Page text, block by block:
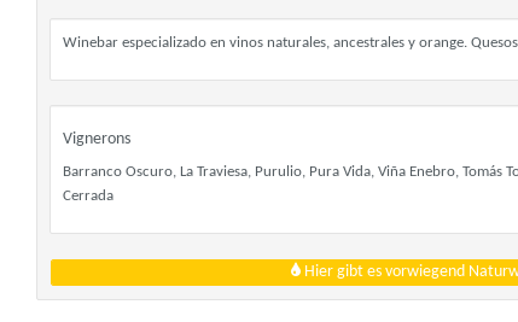
Winebar especializado en vinos naturales, ancestrales y orange.
Vignerons
Barranco Oscuro, La Traviesa, Purulio, Pura Vida, Viña Enebro, Tomás
Cerrada
Hier gibt es vorwiegend